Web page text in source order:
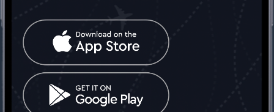
Часто задаваемые
вопросы
Контакт
Грузия: Тбилиси
Телефон: +442030340050
Социальные сети